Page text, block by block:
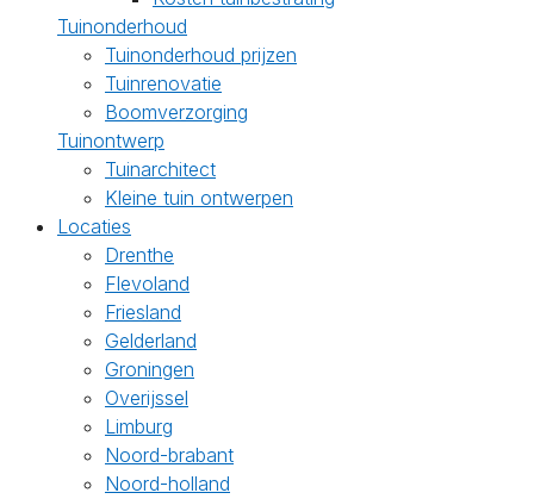
Tuinonderhoud
Tuinonderhoud prijzen
Tuinrenovatie
Boomverzorging
Tuinontwerp
Tuinarchitect
Kleine tuin ontwerpen
Locaties
Drenthe
Flevoland
Friesland
Gelderland
Groningen
Overijssel
Limburg
Noord-brabant
Noord-holland